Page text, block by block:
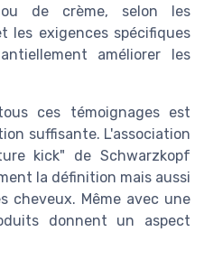
de crème, selon les
les exigences spécifiques
améliorer les
ces témoignages est
suffisante. L'association
kick" de Schwarzkopf
la définition mais aussi
cheveux. Même avec une
donnent un aspect